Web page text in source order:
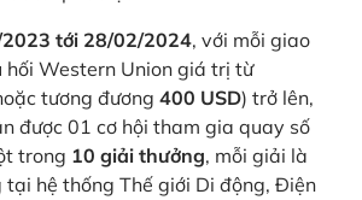
tới 28/02/2024, với mỗi giao
hối Western Union giá trị từ
tương đương 400 USD) trở lên,
được 01 cơ hội tham gia quay số
trong 10 giải thưởng, mỗi giải là
tại hệ thống Thế giới Di động, Điện